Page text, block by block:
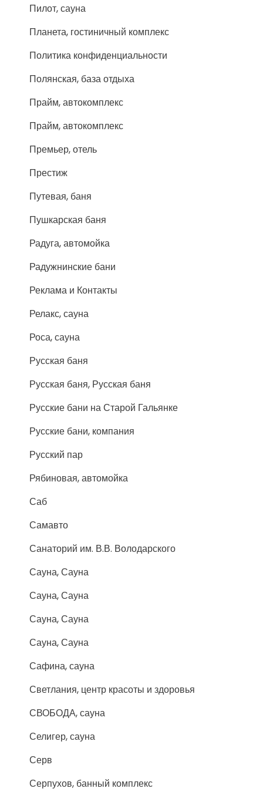
Пилот, сауна
Планета, гостиничный комплекс
Политика конфиденциальности
Полянская, база отдыха
Прайм, автокомплекс
Прайм, автокомплекс
Премьер, отель
Престиж
Путевая, баня
Пушкарская баня
Радуга, автомойка
Радужнинские бани
Реклама и Контакты
Релакс, сауна
Роса, сауна
Русская баня
Русская баня, Русская баня
Русские бани на Старой Гальянке
Русские бани, компания
Русский пар
Рябиновая, автомойка
Саб
Самавто
Санаторий им. В.В. Володарского
Сауна, Сауна
Сауна, Сауна
Сауна, Сауна
Сауна, Сауна
Сафина, сауна
Светлания, центр красоты и здоровья
СВОБОДА, сауна
Селигер, сауна
Серв
Серпухов, банный комплекс